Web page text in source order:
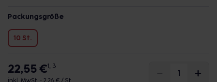
Packungsgröße
10 St.
22,55 €1, 3
inkl. MwSt. • 2,26 € / St.